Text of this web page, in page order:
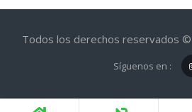
Todos los derechos reservados ©
Síguenos en :